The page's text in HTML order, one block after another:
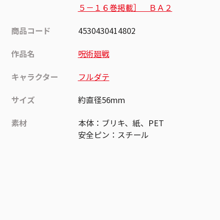
５－１６巻掲載］ ＢＡ２
商品コード
4530430414802
作品名
呪術廻戦
キャラクター
フルダテ
サイズ
約直径56mm
素材
本体：ブリキ、紙、PET
安全ピン：スチール